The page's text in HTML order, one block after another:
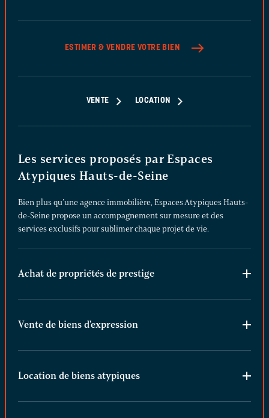
ESTIMER & VENDRE VOTRE BIEN
VENTE LOCATION
Les services proposés par Espaces
Atypiques Hauts-de-Seine
Bien plus qu’une agence immobilière, Espaces Atypiques Hauts-
de-Seine propose un accompagnement sur mesure et des
services exclusifs pour sublimer chaque projet de vie.
Achat de propriétés de prestige
Vente de biens d'expression
Location de biens atypiques